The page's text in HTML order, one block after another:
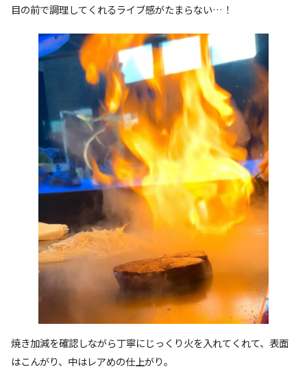
目の前で調理してくれるライブ感がたまらない…！
焼き加減を確認しながら丁寧にじっくり火を入れてくれて、表面
はこんがり、中はレアめの仕上がり。